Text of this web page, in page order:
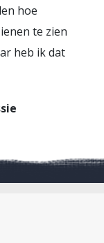
hoe
te zien
heb ik dat